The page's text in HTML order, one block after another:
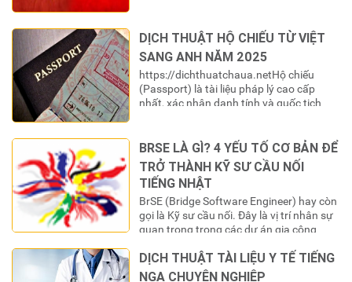
Nga, cuốn hộ chiếu (паспорт) Việt Nam
là giấy tờ tùy…
DỊCH THUẬT HỘ CHIẾU TỪ VIỆT
SANG ANH NĂM 2025
https://dichthuatchaua.netHộ chiếu
(Passport) là tài liệu pháp lý cao cấp
nhất, xác nhận danh tính và quốc tịch
“chìa khóa” để mở ra cánh cửa thế
giới. Tuy nhiên, để “chìa khóa” này có giá
trị sử dụng trong các hệ thống…
BRSE LÀ GÌ? 4 YẾU TỐ CƠ BẢN ĐỂ
TRỞ THÀNH KỸ SƯ CẦU NỐI
TIẾNG NHẬT
BrSE (Bridge Software Engineer) hay còn
gọi là Kỹ sư cầu nối. Đây là vị trí nhân sự
quan trọng trong các dự án gia công
đóng vai trò là “cầu nối” thông tin và văn
hóa giữa đội ngũ phát triển ở Việt Nam và
DỊCH THUẬT TÀI LIỆU Y TẾ TIẾNG
NGA CHUYÊN NGHIỆP